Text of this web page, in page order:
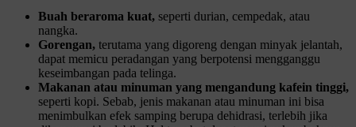
Buah beraroma kuat, seperti durian, cempedak, atau
nangka.
Gorengan, terutama yang digoreng dengan minyak jelantah,
dapat memicu peradangan yang berpotensi mengganggu
keseimbangan pada telinga.
Makanan atau minuman yang mengandung kafein tinggi,
seperti kopi. Sebab, jenis makanan atau minuman ini bisa
menimbulkan efek samping berupa dehidrasi, terlebih jika